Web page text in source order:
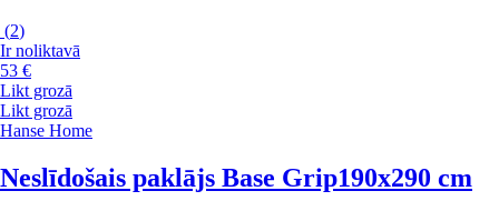
(2)
Ir noliktavā
53 €
Likt grozā
Likt grozā
Hanse Home
Neslīdošais paklājs Base Grip190x290 cm